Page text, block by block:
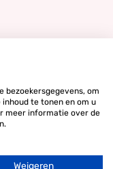
bezoekersgegevens, om
te tonen en om u
meer informatie over de
Weigeren